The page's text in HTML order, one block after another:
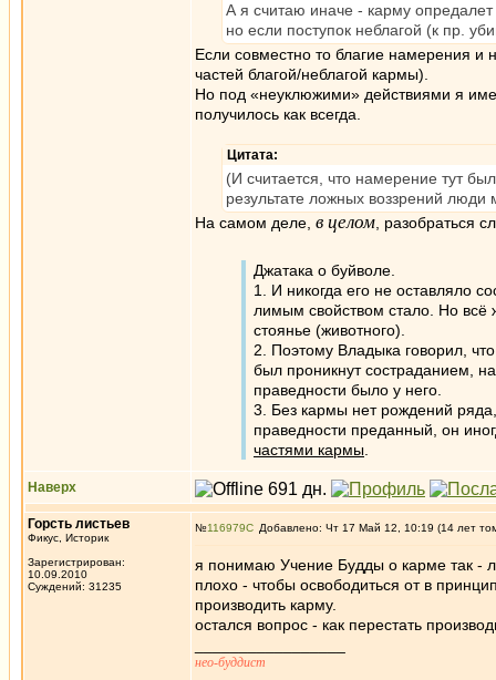
А я считаю иначе - карму
но если поступок неблагой (к пр.
Если совместно то благие намерения и
частей благой/неблагой кармы).
Но под «неуклюжими» действиями я
получилось как всегда.
Цитата:
(И считается, что намерение тут
результате ложных воззрений люди
На самом деле, в целом , разобраться
Джатака о буйволе.
1. И никогда его не оставляло
лимым свойством стало. Но всё
стоянье (животного).
2. Поэтому Владыка говорил,
был проникнут состраданием,
праведности бы­ло у него.
3. Без кармы нет рождений
праведности преданный, он
частями кармы
Наверх
Горсть листьев
Фикус, Историк
Зарегистрирован:
10.09.2010
Суждений: 31235
№116979 Добавлено: Чт 17 Май 12, 10:19 (14 лет
я понимаю Учение Будды о карме так -
плохо - чтобы освободиться от в
производить карму.
остался вопрос - как перестать
нео-буддист